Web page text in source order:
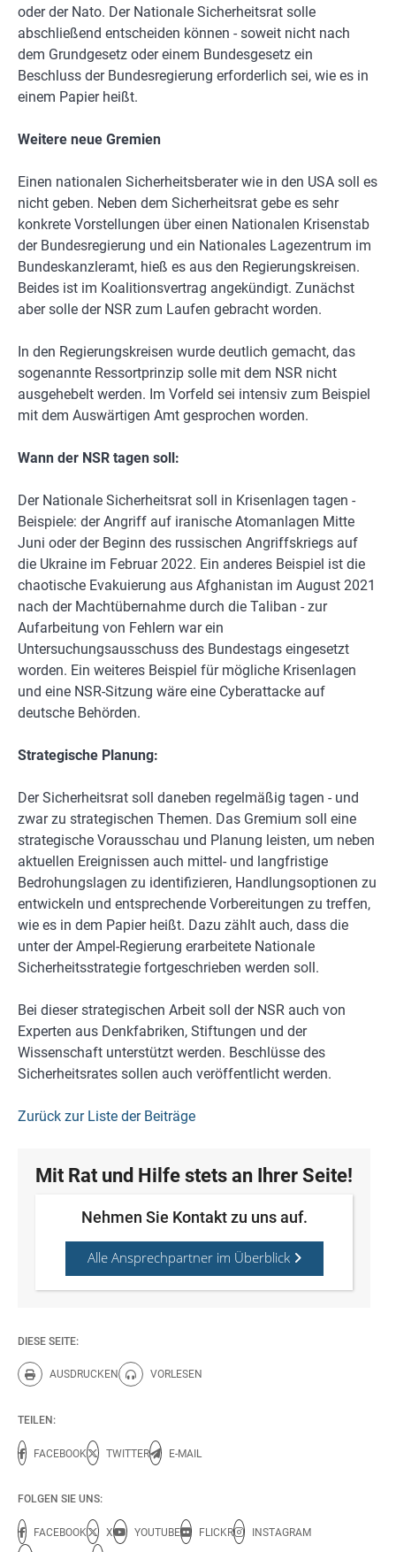
oder der Nato. Der Nationale Sicherheitsrat solle
abschließend entscheiden können - soweit nicht nach
dem Grundgesetz oder einem Bundesgesetz ein
Beschluss der Bundesregierung erforderlich sei, wie es in
einem Papier heißt.
Weitere neue Gremien
Einen nationalen Sicherheitsberater wie in den USA soll es
nicht geben. Neben dem Sicherheitsrat gebe es sehr
konkrete Vorstellungen über einen Nationalen Krisenstab
der Bundesregierung und ein Nationales Lagezentrum im
Bundeskanzleramt, hieß es aus den Regierungskreisen.
Beides ist im Koalitionsvertrag angekündigt. Zunächst
aber solle der NSR zum Laufen gebracht worden.
In den Regierungskreisen wurde deutlich gemacht, das
sogenannte Ressortprinzip solle mit dem NSR nicht
ausgehebelt werden. Im Vorfeld sei intensiv zum Beispiel
mit dem Auswärtigen Amt gesprochen worden.
Wann der NSR tagen soll:
Der Nationale Sicherheitsrat soll in Krisenlagen tagen -
Beispiele: der Angriff auf iranische Atomanlagen Mitte
Juni oder der Beginn des russischen Angriffskriegs auf
die Ukraine im Februar 2022. Ein anderes Beispiel ist die
chaotische Evakuierung aus Afghanistan im August 2021
nach der Machtübernahme durch die Taliban - zur
Aufarbeitung von Fehlern war ein
Untersuchungsausschuss des Bundestags eingesetzt
worden. Ein weiteres Beispiel für mögliche Krisenlagen
und eine NSR-Sitzung wäre eine Cyberattacke auf
deutsche Behörden.
Strategische Planung:
Der Sicherheitsrat soll daneben regelmäßig tagen - und
zwar zu strategischen Themen. Das Gremium soll eine
strategische Vorausschau und Planung leisten, um neben
aktuellen Ereignissen auch mittel- und langfristige
Bedrohungslagen zu identifizieren, Handlungsoptionen zu
entwickeln und entsprechende Vorbereitungen zu treffen,
wie es in dem Papier heißt. Dazu zählt auch, dass die
unter der Ampel-Regierung erarbeitete Nationale
Sicherheitsstrategie fortgeschrieben werden soll.
Bei dieser strategischen Arbeit soll der NSR auch von
Experten aus Denkfabriken, Stiftungen und der
Wissenschaft unterstützt werden. Beschlüsse des
Sicherheitsrates sollen auch veröffentlicht werden.
Zurück zur Liste der Beiträge
Mit Rat und Hilfe stets an Ihrer Seite!
Nehmen Sie Kontakt zu uns auf.
Alle Ansprechpartner im Überblick
DIESE SEITE:
AUSDRUCKEN
Diese Seite drucken.
VORLESEN
Diese Seite vorlesen.
TEILEN:
FACEBOOK TWITTER E-MAIL
FOLGEN SIE UNS:
FACEBOOK X YOUTUBE FLICKR
INSTAGRAM